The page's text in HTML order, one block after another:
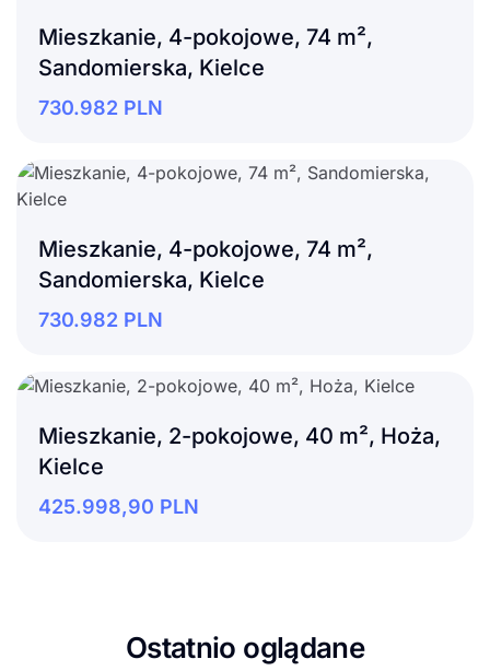
Mieszkanie, 4-pokojowe, 74 m²,
Sandomierska, Kielce
730.982 PLN
Mieszkanie, 4-pokojowe, 74 m²,
Sandomierska, Kielce
730.982 PLN
Mieszkanie, 2-pokojowe, 40 m², Hoża,
Kielce
425.998,90 PLN
Ostatnio oglądane